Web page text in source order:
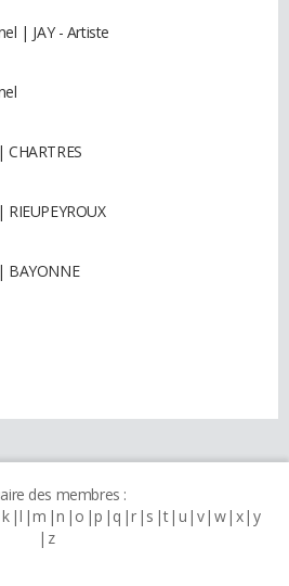
| JAY - Artiste
BAYONNE
des membres :
k l m n o p q r s t u v w x y
z